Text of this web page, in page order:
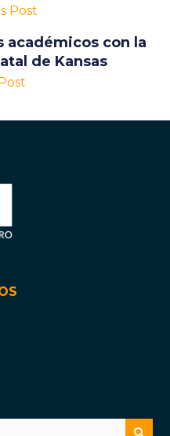
Post
académicos con la
de Kansas